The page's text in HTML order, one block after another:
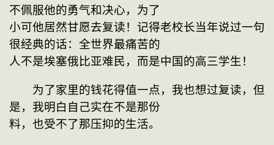
不佩服他的勇气和决心，为了
小可他居然甘愿去复读！记得老校长当年说过一句
很经典的话：全世界最痛苦的
人不是埃塞俄比亚难民，而是中国的高三学生！
为了家里的钱花得值一点，我也想过复读，但
是，我明白自己实在不是那份
料，也受不了那压抑的生活。